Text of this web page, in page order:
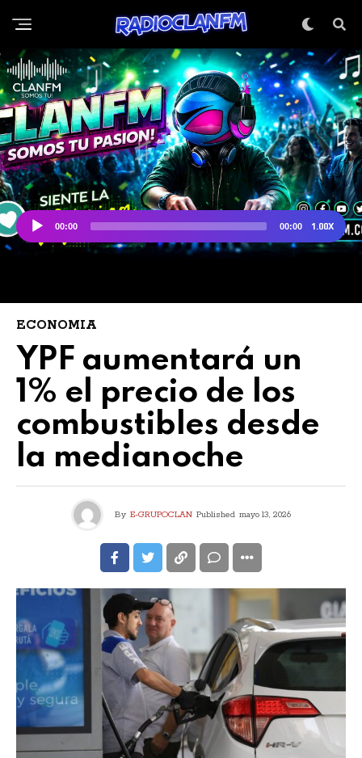
ECONOMIA
YPF aumentará un
1% el precio de los
combustibles desde
la medianoche
By E-GRUPOCLAN Published mayo 13, 2026